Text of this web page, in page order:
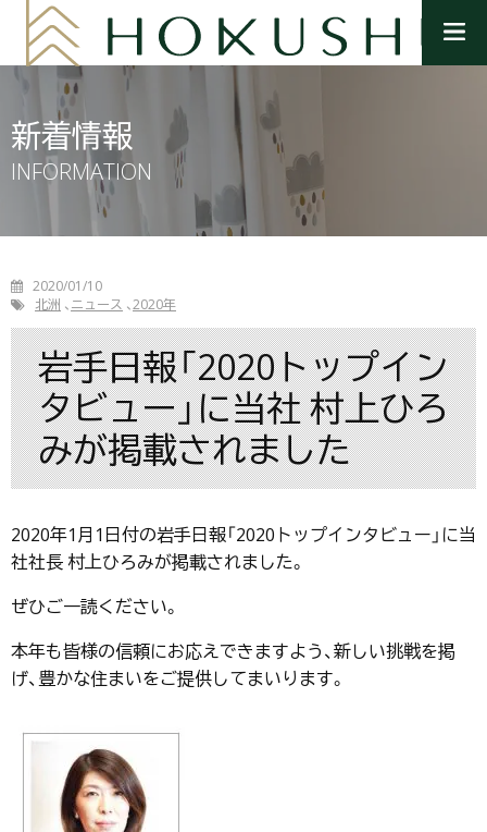
ニ
新着情報
INFORMATION
2020/01/10
北洲
ニュース 2020年
岩手日報「2020トップイン
タビュー」に当社 村上ひろ
みが掲載されました
2020年1月1日付の岩手日報「2020トップインタビュー」に当
社社長 村上ひろみが掲載されました。
ぜひご一読ください。
本年も皆様の信頼にお応えできますよう、新しい挑戦を掲
げ、豊かな住まいをご提供してまいります。